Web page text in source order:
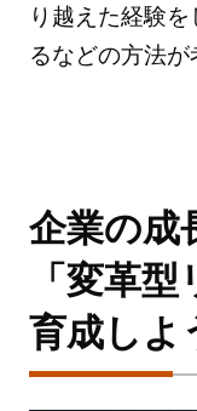
り越えた経験
るなどの方法が
企業の成
「変革
育成しよ